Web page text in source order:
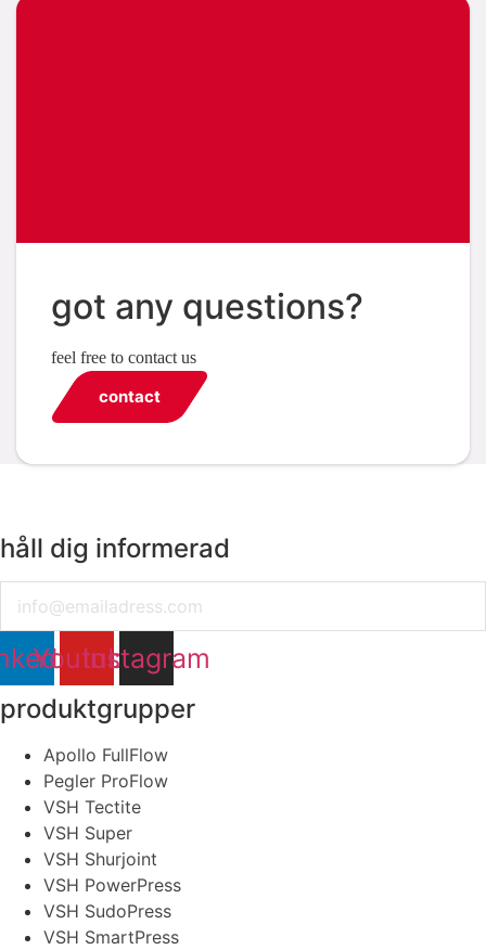
got any questions?
feel free to contact us
contact
håll dig informerad
Youtube
Instagram
produktgrupper
Apollo FullFlow
Pegler ProFlow
VSH Tectite
VSH Super
VSH Shurjoint
VSH PowerPress
VSH SudoPress
VSH SmartPress